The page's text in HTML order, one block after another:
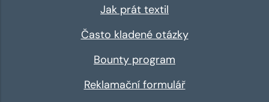
Jak prát textil
Často kladené otázky
Bounty program
Reklamační formulář